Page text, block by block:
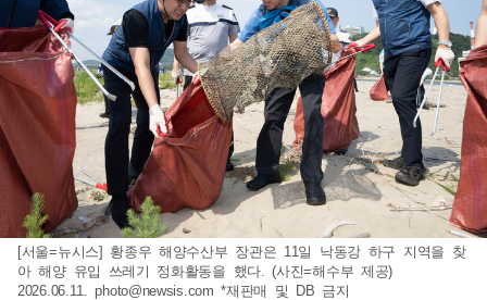
[서울=뉴시스] 황종우 해양수산부 장관은 11일 낙동강 하구 지역을 찾
아 해양 유입 쓰레기 정화활동을 했다. (사진=해수부 제공)
2026.06.11.photo@newsis.com *재판매 및 DB 금지